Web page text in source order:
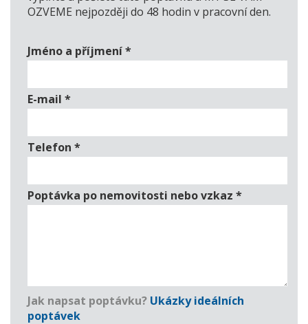
OZVEME nejpozději do 48 hodin v pracovní den.
Jméno a příjmení*
E-mail *
Telefon *
Poptávka po nemovitosti nebo vzkaz *
Jak napsat poptávku? Ukázky ideálních
poptávek